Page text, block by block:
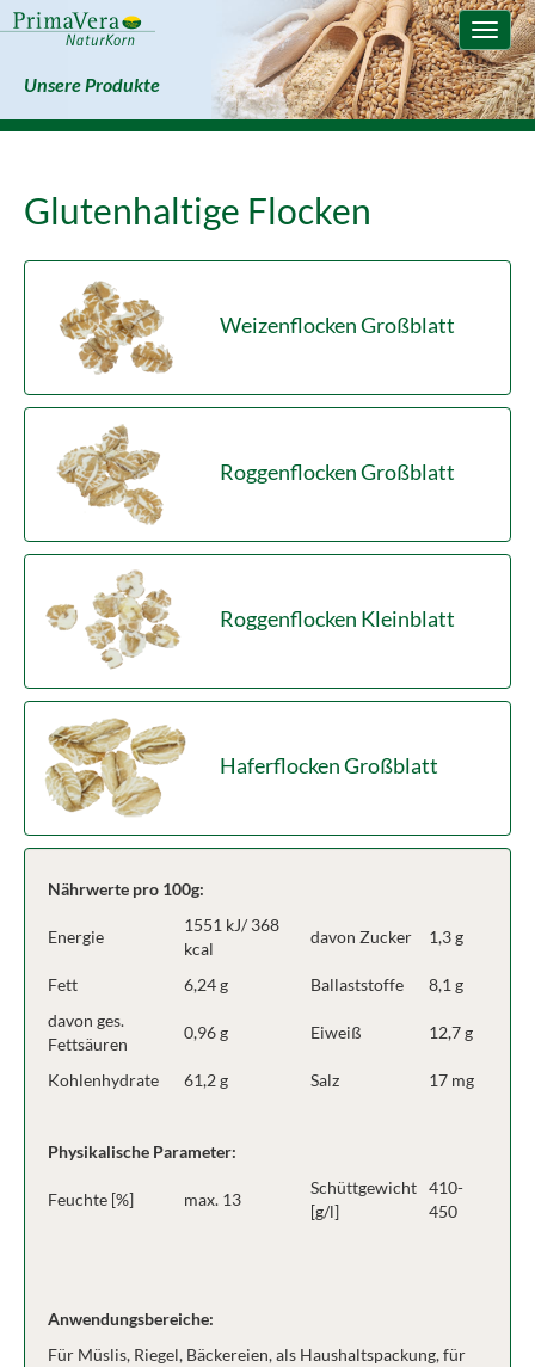
Unsere Produkte
Toggle
Glutenhaltige Flocken
Weizenflocken Großblatt
Roggenflocken Großblatt
Roggenflocken Kleinblatt
Haferflocken Großblatt
Nährwerte pro 100g:
Energie
1551 kJ/ 368
kcal
davon Zucker 1,3 g
Fett 6,24 g Ballaststoffe
8,1 g
davon ges.
Fettsäuren
0,96 g Eiweiß 12,7 g
Kohlenhydrate 61,2 g Salz 17 mg
Physikalische Parameter:
Feuchte [%] max. 13
Schüttgewicht
[g/l]
410-
450
Anwendungsbereiche:
Für Müslis, Riegel, Bäckereien, als Haushaltspackung, für